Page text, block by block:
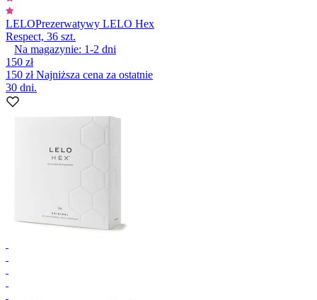
LELOPrezerwatywy LELO Hex
Respect, 36 szt.
Na magazynie: 1-2 dni
150 zł
150 złNajniższa cena za ostatnie
30 dni.